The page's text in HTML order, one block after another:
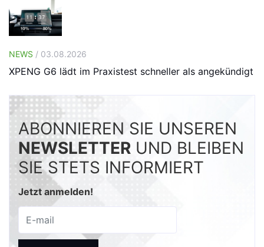
NEWS / 03.08.2026
XPENG G6 lädt im Praxistest schneller als angekündigt
ABONNIEREN SIE UNSEREN
NEWSLETTER UND BLEIBEN
SIE STETS INFORMIERT
Jetzt anmelden!